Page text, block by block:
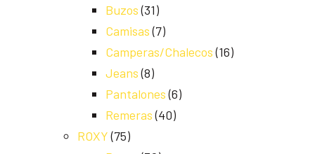
Buzos (31)
Camisas (7)
Camperas/Chalecos (16)
Jeans (8)
Pantalones (6)
Remeras (40)
ROXY (75)